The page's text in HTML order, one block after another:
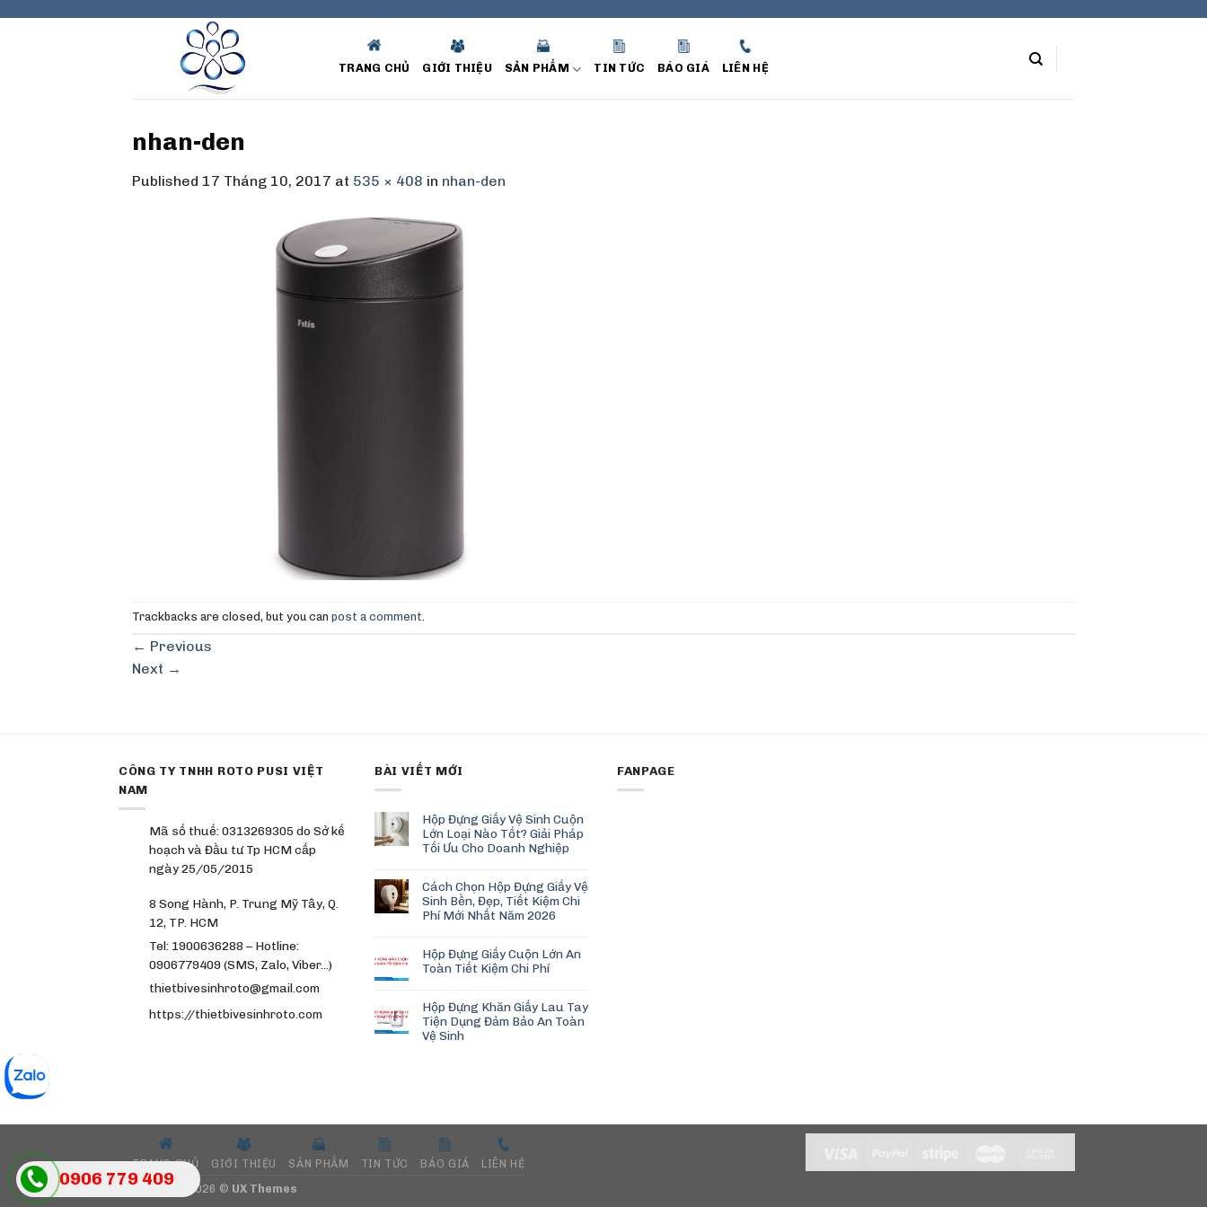
0906 779 409
TRANG CHỦ GIỚI THIỆU SẢN PHẨM TIN TỨC BÁO GIÁ LIÊN HỆ
nhan-den
Published 17 Tháng 10, 2017 at 535 × 408 in nhan-den
Trackbacks are closed, but you can post a comment
← Previous
Next →
CÔNG TY TNHH ROTO PUSI VIỆT
NAM
Mã số thuế: 0313269305 do Sở kế
hoạch và Đầu tư Tp HCM cấp
ngày 25/05/2015
8 Song Hành, P. Trung Mỹ Tây, Q.
12, TP. HCM
Tel: 1900636288 – Hotline:
0906779409 (SMS, Zalo, Viber…)
thietbivesinhroto@gmail.com
https://thietbivesinhroto.com
BÀI VIẾT MỚI
Hộp Đựng Giấy Vệ Sinh Cuộn
Lớn Loại Nào Tốt? Giải Pháp
Tối Ưu Cho Doanh Nghiệp
Cách Chọn Hộp Đựng Giấy Vệ
Sinh Bền, Đẹp, Tiết Kiệm Chi
Phí Mới Nhất Năm 2026
Hộp Đựng Giấy Cuộn Lớn An
Toàn Tiết Kiệm Chi Phí
Hộp Đựng Khăn Giấy Lau Tay
Tiện Dụng Đảm Bảo An Toàn
Vệ Sinh
FANPAGE
TRANG CHỦ GIỚI THIỆU SẢN PHẨM TIN TỨC BÁO GIÁ
LIÊN HỆ
Copyright 2026 © UX Themes